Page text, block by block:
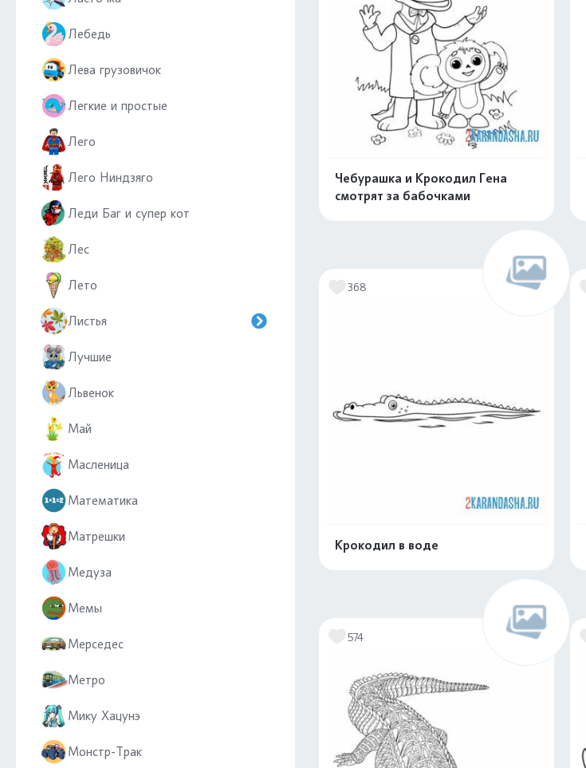
Лебедь
Лева грузовичок
Легкие и простые
Лего
Лего Ниндзяго
Леди Баг и супер кот
Лес
Лето
Листья
Лучшие
Львенок
Май
Масленица
Математика
Матрешки
Медуза
Мемы
Мерседес
Метро
Мику Хацунэ
Монстр-Трак
Чебурашка и Крокодил Гена
смотрят за бабочками
368
Крокодил в воде
574